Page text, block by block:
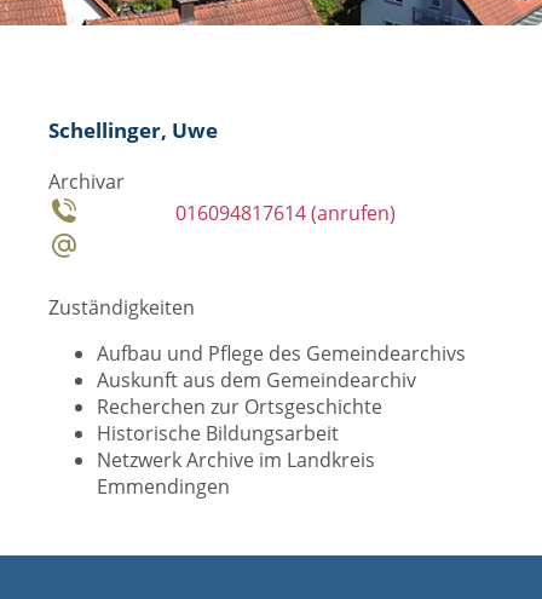
Schellinger, Uwe
Archivar
016094817614
Zuständigkeiten
Aufbau und Pflege des Gemeindearchivs
Auskunft aus dem Gemeindearchiv
Recherchen zur Ortsgeschichte
Historische Bildungsarbeit
Netzwerk Archive im Landkreis
Emmendingen